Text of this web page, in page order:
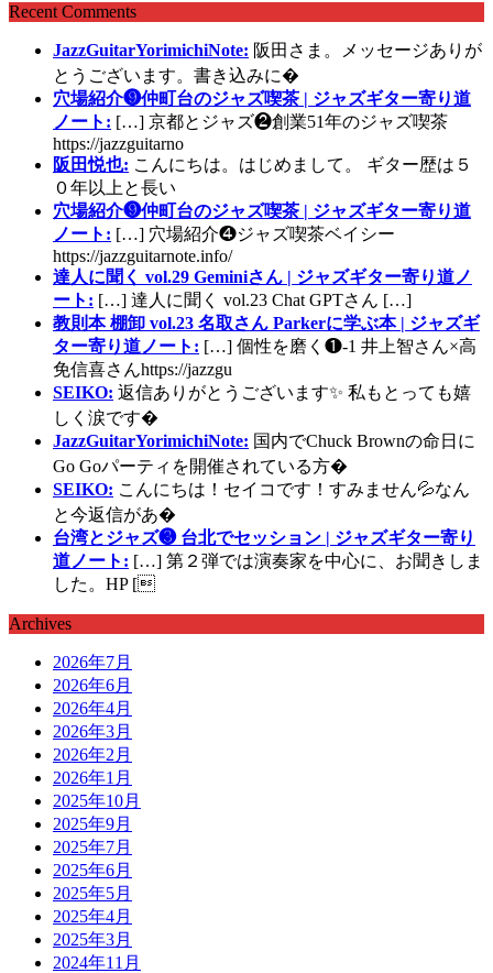
Recent Comments
JazzGuitarYorimichiNote: 阪田さま。メッセージありが
とうございます。書き込みに�
穴場紹介❾仲町台のジャズ喫茶 | ジャズギター寄り道
ノート: […] 京都とジャズ❷創業51年のジャズ喫茶
https://jazzguitarno
阪田悦也: こんにちは。はじめまして。 ギター歴は５
０年以上と長い
穴場紹介❾仲町台のジャズ喫茶 | ジャズギター寄り道
ノート: […] 穴場紹介❹ジャズ喫茶ベイシー
https://jazzguitarnote.info/
達人に聞く vol.29 Geminiさん | ジャズギター寄り道ノ
ート: […] 達人に聞く vol.23 Chat GPTさん […]
教則本 棚卸 vol.23 名取さん Parkerに学ぶ本 | ジャズギ
ター寄り道ノート: […] 個性を磨く❶-1 井上智さん×高
免信喜さんhttps://jazzgu
SEIKO: 返信ありがとうございます✨ 私もとっても嬉
しく涙です�
JazzGuitarYorimichiNote: 国内でChuck Brownの命日に
Go Goパーティを開催されている方�
SEIKO: こんにちは！セイコです！すみません💦なん
と今返信があ�
台湾とジャズ❸ 台北でセッション | ジャズギター寄り
道ノート: […] 第２弾では演奏家を中心に、お聞きしま
した。HP [
Archives
2026年7月
2026年6月
2026年4月
2026年3月
2026年2月
2026年1月
2025年10月
2025年9月
2025年7月
2025年6月
2025年5月
2025年4月
2025年3月
2024年11月